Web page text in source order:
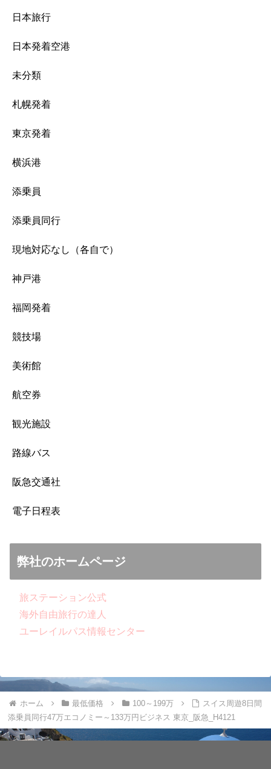
日本旅行
日本発着空港
未分類
札幌発着
東京発着
横浜港
添乗員
添乗員同行
現地対応なし（各自で）
神戸港
福岡発着
競技場
美術館
航空券
観光施設
路線バス
阪急交通社
電子日程表
弊社のホームページ
旅ステーション公式
海外自由旅行の達人
ユーレイルパス情報センター
ホーム 最低価格 100～199万
スイス周遊8日間
添乗員同行47万エコノミー～133万円ビジネス 東京_阪急_H4121